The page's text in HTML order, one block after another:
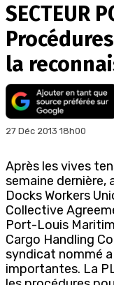
SECTEUR
la
27 Déc 2013 18h00
Après les vives
semaine dernière,
Docks Workers
Collective
Port-Louis
Cargo Handling
syndicat nommé
importantes. La